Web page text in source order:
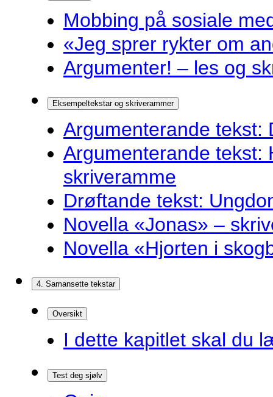
Mobbing på sosiale
«Jeg sprer rykter om
Argumenter! – les og
Eksempeltekstar og skriverammer
Argumenterande tekst:
Argumenterande tekst:
skriveramme
Drøftande tekst:
Novella «Jonas» –
Novella «Hjorten i
4. Samansette tekstar
Oversikt
I dette kapitlet skal du
Test deg sjølv